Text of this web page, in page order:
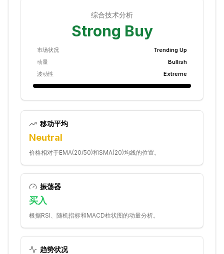
综合技术分析
Strong Buy
市场状况
Trending Up
动量
Bullish
波动性
Extreme
移动平均
Neutral
价格相对于EMA(20/50)和SMA(20)均线的位置。
振荡器
买入
根据RSI、随机指标和MACD柱状图的动量分析。
趋势状况